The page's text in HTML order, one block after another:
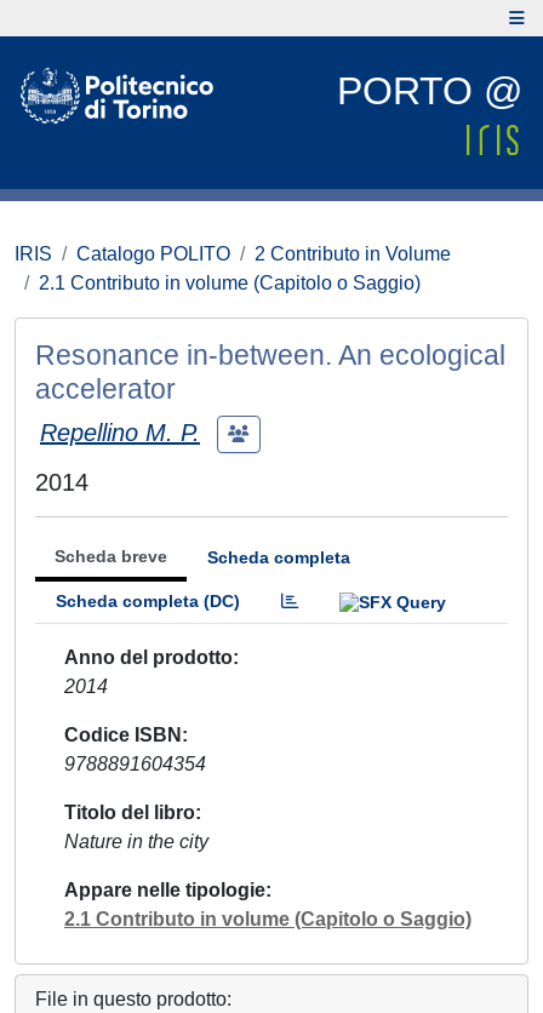
PORTO @
IRIS Catalogo POLITO
2 Contributo in Volume
2.1 Contributo in volume (Capitolo o Saggio)
Resonance in-between. An ecological
accelerator
Repellino M. P.
2014
Scheda breve Scheda completa
Scheda completa (DC)
Anno del prodotto
2014
Codice ISBN
9788891604354
Titolo del libro
Nature in the city
Appare nelle tipologie
2.1 Contributo in volume (Capitolo o Saggio)
File in questo prodotto: